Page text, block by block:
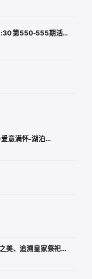
第550-555期活…
爱意满怀-湖泊…
美、追溯皇家祭祀…